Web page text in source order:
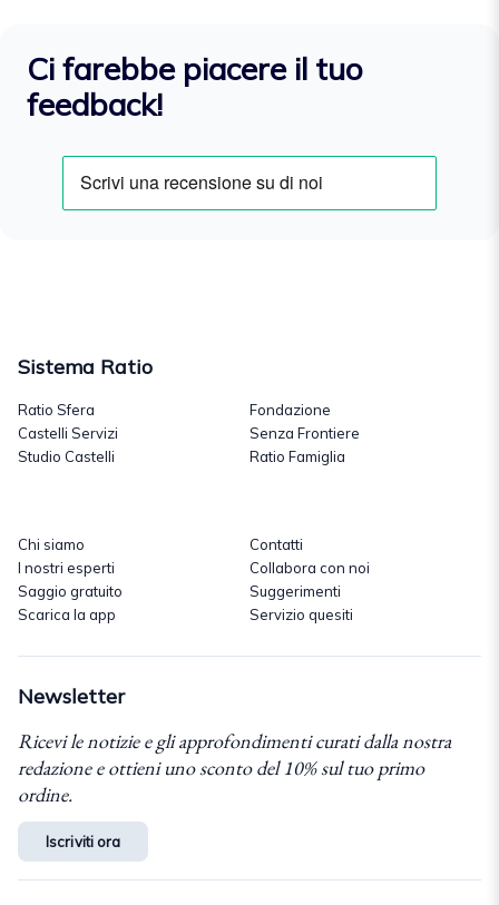
Ci farebbe piacere il tuo
feedback!
Sistema Ratio
Ratio Sfera
Castelli Servizi
Studio Castelli
Fondazione
Senza Frontiere
Ratio Famiglia
Chi siamo
I nostri esperti
Saggio gratuito
Scarica la app
Contatti
Collabora con noi
Suggerimenti
Servizio quesiti
Newsletter
Ricevi le notizie e gli approfondimenti curati dalla nostra
redazione e ottieni uno sconto del 10% sul tuo primo
ordine.
Iscriviti ora